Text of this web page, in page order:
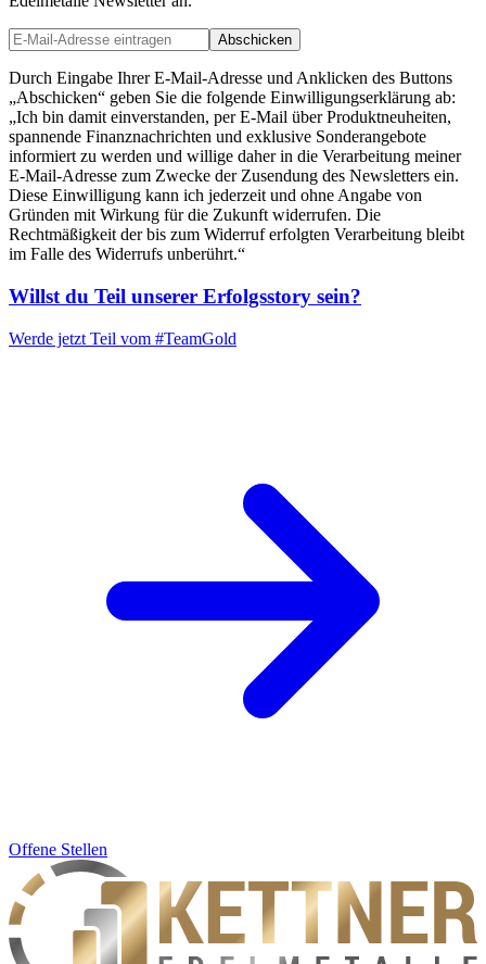
Abschicken
Durch Eingabe Ihrer E-Mail-Adresse und Anklicken des Buttons
„Abschicken“ geben Sie die folgende Einwilligungserklärung ab:
„Ich bin damit einverstanden, per E-Mail über Produktneuheiten,
spannende Finanznachrichten und exklusive Sonderangebote
informiert zu werden und willige daher in die Verarbeitung meiner
E-Mail-Adresse zum Zwecke der Zusendung des Newsletters ein.
Diese Einwilligung kann ich jederzeit und ohne Angabe von
Gründen mit Wirkung für die Zukunft widerrufen. Die
Rechtmäßigkeit der bis zum Widerruf erfolgten Verarbeitung bleibt
im Falle des Widerrufs unberührt.“
Willst du Teil unserer Erfolgsstory sein?
Werde jetzt Teil vom #TeamGold
Offene Stellen